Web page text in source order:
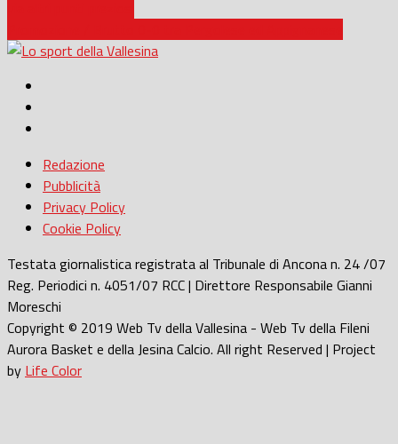
Redazione
Pubblicità
Privacy Policy
Cookie Policy
Testata giornalistica registrata al Tribunale di Ancona n. 24 /07
Reg. Periodici n. 4051/07 RCC | Direttore Responsabile Gianni
Moreschi
Copyright © 2019 Web Tv della Vallesina - Web Tv della Fileni
Aurora Basket e della Jesina Calcio. All right Reserved | Project
by Life Color